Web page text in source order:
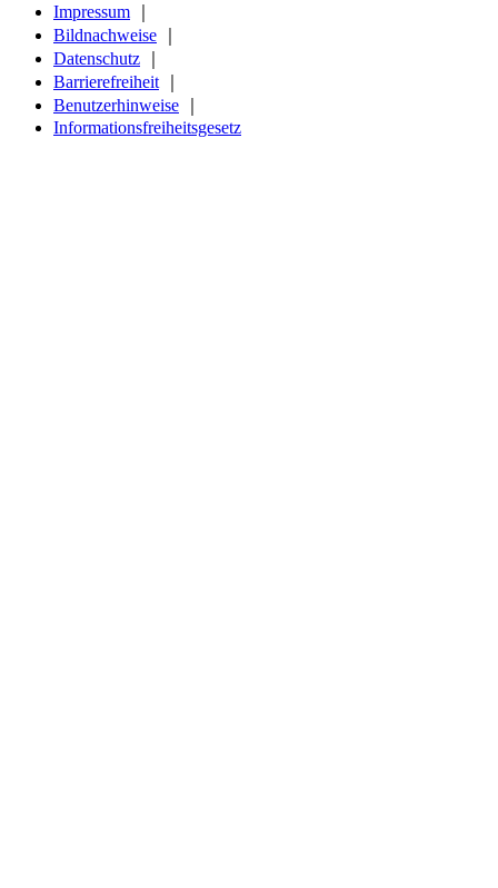
Impressum
Bildnachweise
Datenschutz
Barrierefreiheit
Benutzerhinweise
Informationsfreiheitsgesetz